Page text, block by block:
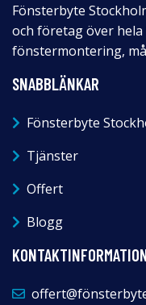
Fönsterbyte
och företag över hela
fönstermontering,
SNABBLÄNKAR
Fönsterbyte
Tjänster
Offert
Blogg